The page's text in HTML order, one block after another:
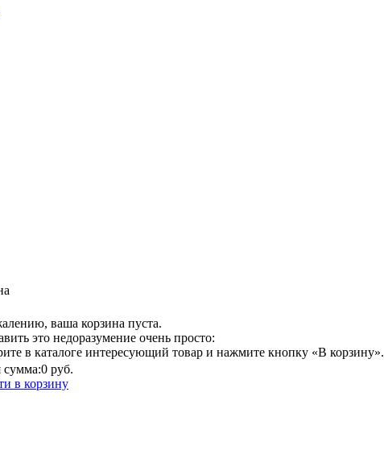
ваша корзина пуста.
это недоразумение очень просто:
в каталоге интересующий товар и нажмите кнопку «В корзину».
0 руб.
в корзину